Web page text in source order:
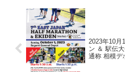
2023年10月
ン ＆ 駅伝
通称 相模デ